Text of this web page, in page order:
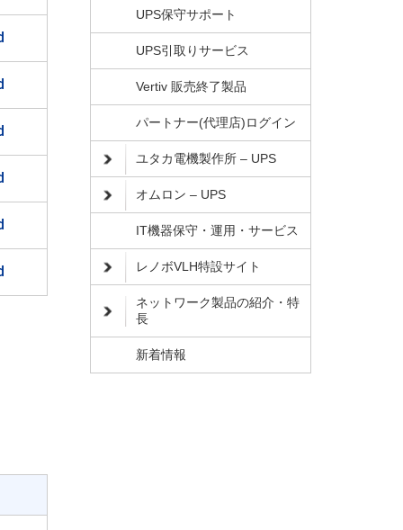
UPS保守サポート
UPS引取りサービス
Vertiv 販売終了製品
パートナー(代理店)ログイン
ユタカ電機製作所 – UPS
オムロン – UPS
IT機器保守・運用・サービス
レノボVLH特設サイト
ネットワーク製品の紹介・特
長
新着情報